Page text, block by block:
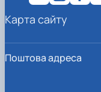
Поштова адреса
Карта сайту